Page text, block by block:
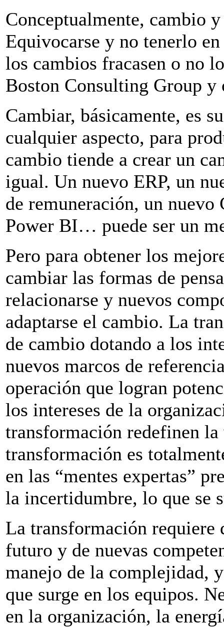
Conceptualmente, cambio
Equivocarse y no tenerlo
los cambios fracasen o no
Boston Consulting Group y
Cambiar, básicamente, es
cualquier aspecto, para
cambio tiende a crear un
igual. Un nuevo ERP, un
de remuneración, un
Power BI… puede ser un
Pero para obtener los
cambiar las formas de
relacionarse y nuevos
adaptarse el cambio. La
de cambio dotando a los
nuevos marcos de
operación que logran
los intereses de la
transformación redefinen
transformación es
en las “mentes expertas”
la incertidumbre, lo que se
La transformación
futuro y de nuevas
manejo de la complejidad,
que surge en los equipos.
en la organización, la